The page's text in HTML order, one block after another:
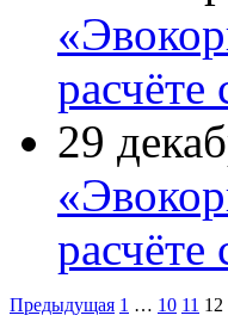
29
Предыдущая 1 … 10 11 12